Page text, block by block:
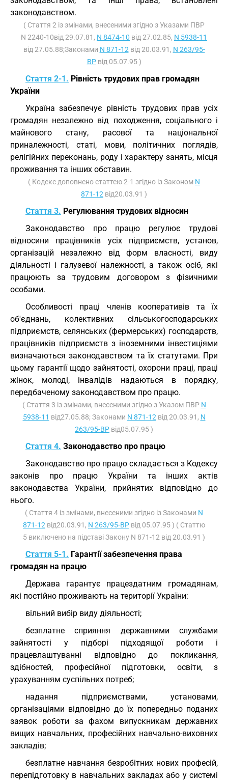
законодавством.
( Стаття 2 із змінами, внесеними згідно з Указами ПВР
N 2240-10від 29.07.81, N 8474-10 від 27.02.85, N 5938-11
від 27.05.88;Законами N 871-12 від 20.03.91, N 263/95-
ВРвід 05.07.95 )
Стаття 2-1. Рівність трудових прав громадян
України
Україна забезпечує рівність трудових прав усіх
громадян незалежно від походження, соціального і
майнового стану, расової та національної
приналежності, статі, мови, політичних поглядів,
релігійних переконань, роду і характеру занять, місця
проживання та інших обставин.
( Кодекс доповнено статтею 2-1 згідно із Законом N
871-12 від20.03.91 )
Стаття 3. Регулювання трудових відносин
Законодавство про працю регулює трудові
відносини працівників усіх підприємств, установ,
організацій незалежно від форм власності, виду
діяльності і галузевої належності, а також осіб, які
працюють за трудовим договором з фізичними
особами.
Особливості праці членів кооперативів та їх
об'єднань, колективних сільськогосподарських
підприємств, селянських (фермерських) господарств,
працівників підприємств з іноземними інвестиціями
визначаються законодавством та їх статутами. При
цьому гарантії щодо зайнятості, охорони праці, праці
жінок, молоді, інвалідів надаються в порядку,
передбаченому законодавством про працю.
( Стаття 3 із змінами, внесеними згідно з Указом ПВР N
5938-11 від27.05.88; Законами N 871-12 від 20.03.91, N
263/95-ВР від05.07.95 )
Стаття 4. Законодавство про працю
Законодавство про працю складається з Кодексу
законів про працю України та інших актів
законодавства України, прийнятих відповідно до
нього.
( Стаття 4 із змінами, внесеними згідно із Законами N
871-12 від20.03.91, N 263/95-ВР від 05.07.95 ) ( Статтю
5 виключено на підставі Закону N 871-12 від 20.03.91 )
Стаття 5-1. Гарантії забезпечення права
громадян на працю
Держава гарантує працездатним громадянам,
які постійно проживають на території України:
вільний вибір виду діяльності;
безплатне сприяння державними службами
зайнятості у підборі підходящої роботи і
працевлаштуванні відповідно до покликання,
здібностей, професійної підготовки, освіти, з
урахуванням суспільних потреб;
надання підприємствами, установами,
організаціями відповідно до їх попередньо поданих
заявок роботи за фахом випускникам державних
вищих навчальних, професійних навчально-виховних
закладів;
безплатне навчання безробітних нових професій,
перепідготовку в навчальних закладах або у системі